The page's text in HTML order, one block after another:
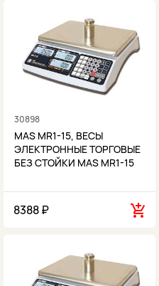
30898
MAS MR1-15, ВЕСЫ
ЭЛЕКТРОННЫЕ ТОРГОВЫЕ
БЕЗ СТОЙКИ MAS MR1-15
8388 ₽